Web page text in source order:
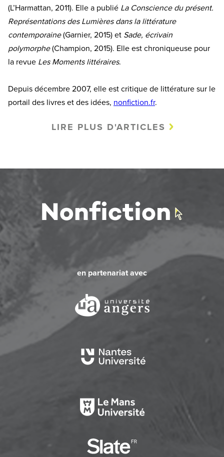
(L’Harmattan, 2011). Elle a publié La Conscience du présent.
Représentations des Lumières dans la littérature
contemporaine(Garnier, 2015) et Sade, écrivain
polymorphe(Champion, 2015). Elle est chroniqueuse pour
la revue Les Moments littéraires.
Depuis décembre 2007, elle est critique de littérature sur le
portail des livres et des idées, nonfiction.fr.
LIRE PLUS D'ARTICLES
en partenariat avec